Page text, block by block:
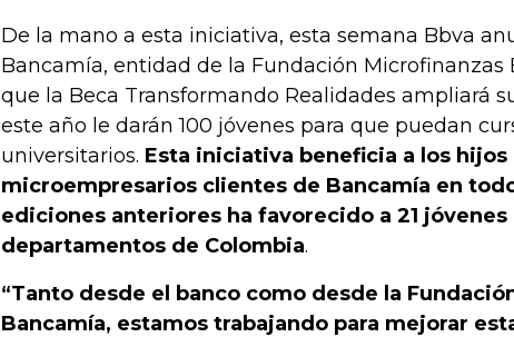
De la mano a esta iniciativa, esta semana Bbva
Bancamía, entidad de la Fundación Microfinanzas
que la Beca Transformando Realidades ampliará
este año le darán 100 jóvenes para que puedan
universitarios. Esta iniciativa beneficia a los hijos
microempresarios clientes de Bancamía en
ediciones anteriores ha favorecido a 21
departamentos de Colombia.
“Tanto desde el banco como desde la
Bancamía, estamos trabajando para mejorar